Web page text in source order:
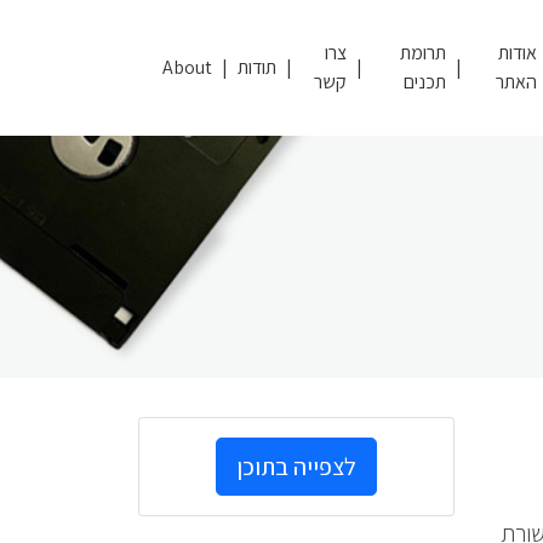
אודות
האתר
תרומת
תכנים
צרו
קשר
תודות About
לצפייה בתוכן